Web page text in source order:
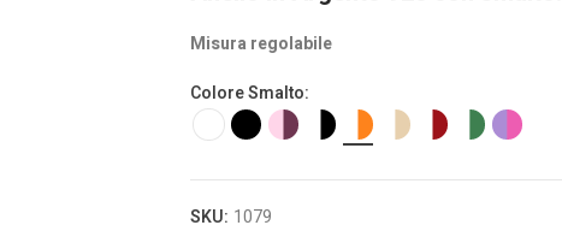
Misura regolabile
Colore Smalto
SKU: 1079